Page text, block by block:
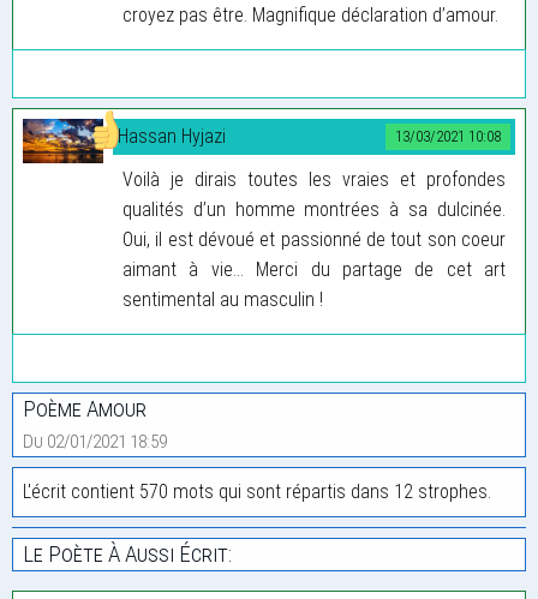
croyez pas être. Magnifique déclaration d’amour.
13/03/2021 10:08
Hassan Hyjazi
Voilà je dirais toutes les vraies et profondes
qualités d’un homme montrées à sa dulcinée.
Oui, il est dévoué et passionné de tout son coeur
aimant à vie... Merci du partage de cet art
sentimental au masculin !
Poème Amour
Du 02/01/2021 18:59
L'écrit contient 570 mots qui sont répartis dans 12 strophes.
Le Poète À Aussi Écrit: